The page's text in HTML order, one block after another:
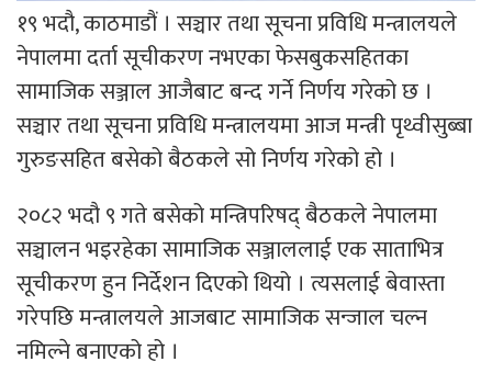
१९ भदौ, काठमाडौं । सञ्चार तथा सूचना प्रविधि मन्त्रालयले
नेपालमा दर्ता सूचीकरण नभएका फेसबुकसहितका
सामाजिक सञ्जाल आजैबाट बन्द गर्ने निर्णय गरेको छ ।
सञ्चार तथा सूचना प्रविधि मन्त्रालयमा आज मन्त्री पृथ्वीसुब्बा
गुरुङसहित बसेको बैठकले सो निर्णय गरेको हो ।
२०८२ भदौ ९ गते बसेको मन्त्रिपरिषद् बैठकले नेपालमा
सञ्चालन भइरहेका सामाजिक सञ्जाललाई एक साताभित्र
सूचीकरण हुन निर्देशन दिएको थियो । त्यसलाई बेवास्ता
गरेपछि मन्त्रालयले आजबाट सामाजिक सन्जाल चल्न
नमिल्ने बनाएको हो ।